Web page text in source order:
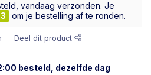
vandaag verzonden. Je
om je bestelling af te ronden.
Deel dit product
besteld, dezelfde dag